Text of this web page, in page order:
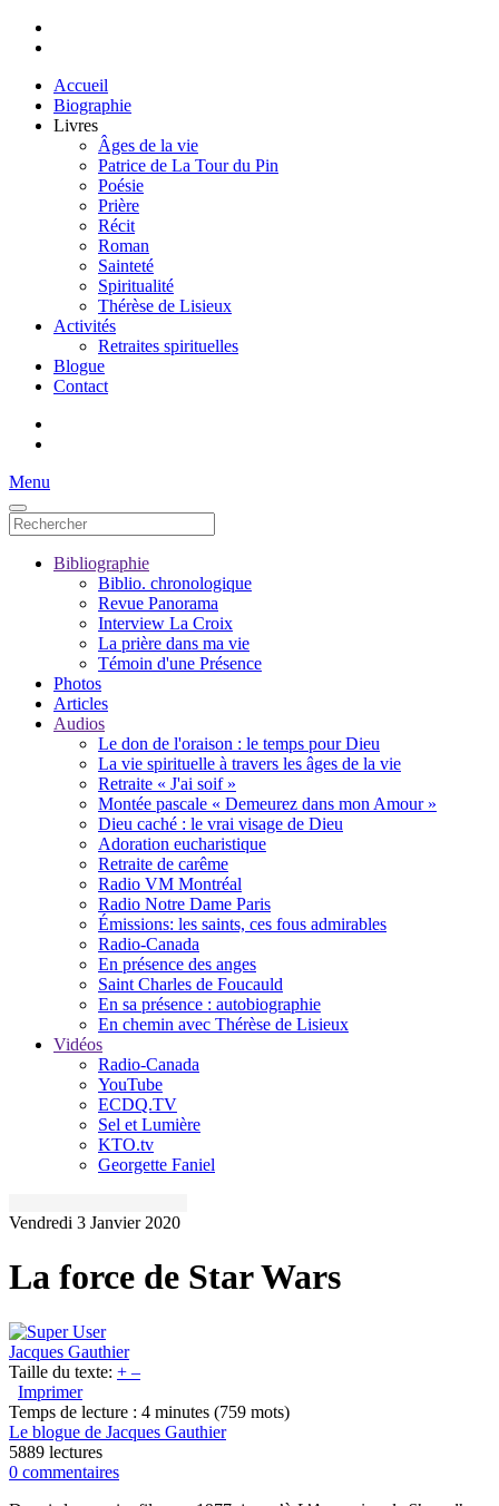
Accueil
Biographie
Livres
Âges de la vie
Patrice de La Tour du Pin
Poésie
Prière
Récit
Roman
Sainteté
Spiritualité
Thérèse de Lisieux
Activités
Retraites spirituelles
Blogue
Contact
Menu
Bibliographie
Biblio. chronologique
Revue Panorama
Interview La Croix
La prière dans ma vie
Témoin d'une Présence
Photos
Articles
Audios
Le don de l'oraison : le temps pour Dieu
La vie spirituelle à travers les âges de la vie
Retraite « J'ai soif »
Montée pascale « Demeurez dans mon Amour »
Dieu caché : le vrai visage de Dieu
Adoration eucharistique
Retraite de carême
Radio VM Montréal
Radio Notre Dame Paris
Émissions: les saints, ces fous admirables
Radio-Canada
En présence des anges
Saint Charles de Foucauld
En sa présence : autobiographie
En chemin avec Thérèse de Lisieux
Vidéos
Radio-Canada
YouTube
ECDQ.TV
Sel et Lumière
KTO.tv
Georgette Faniel
Vendredi 3 Janvier 2020
La force de Star Wars
Jacques Gauthier
Taille du texte: + –
Imprimer
Temps de lecture : 4 minutes (759 mots)
Le blogue de Jacques Gauthier
5889 lectures
0 commentaires